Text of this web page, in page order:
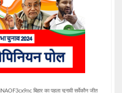
बिहार का पहला चुनावी सर्वेकौन जीत